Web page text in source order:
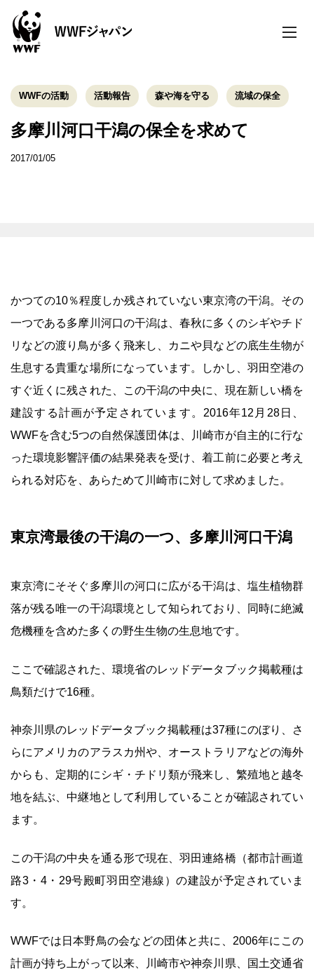
toggle
WWFの活動 活動報告 森や海を守る 流域の保全
多摩川河口干潟の保全を求めて
2017/01/05
かつての10％程度しか残されていない東京湾の干潟。その
一つである多摩川河口の干潟は、春秋に多くのシギやチド
リなどの渡り鳥が多く飛来し、カニや貝などの底生生物が
生息する貴重な場所になっています。しかし、羽田空港の
すぐ近くに残された、この干潟の中央に、現在新しい橋を
建設する計画が予定されています。2016年12月28日、
WWFを含む5つの自然保護団体は、川崎市が自主的に行な
った環境影響評価の結果発表を受け、着工前に必要と考え
られる対応を、あらためて川崎市に対して求めました。
東京湾最後の干潟の一つ、多摩川河口干潟
東京湾にそそぐ多摩川の河口に広がる干潟は、塩生植物群
落が残る唯一の干潟環境として知られており、同時に絶滅
危機種を含めた多くの野生生物の生息地です。
ここで確認された、環境省のレッドデータブック掲載種は
鳥類だけで16種。
神奈川県のレッドデータブック掲載種は37種にのぼり、さ
らにアメリカのアラスカ州や、オーストラリアなどの海外
からも、定期的にシギ・チドリ類が飛来し、繁殖地と越冬
地を結ぶ、中継地として利用していることが確認されてい
ます。
この干潟の中央を通る形で現在、羽田連絡橋（都市計画道
路3・4・29号殿町羽田空港線）の建設が予定されていま
す。
WWFでは日本野鳥の会などの団体と共に、2006年にこの
計画が持ち上がって以来、川崎市や神奈川県、国土交通省